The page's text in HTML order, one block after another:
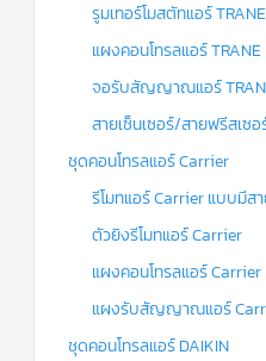
รูมเทอร์โมสตัทแอร์ TRANE
แผงคอนโทรลแอร์ TRANE
จอรับสัญญาณแอร์
สายเซ็นเซอร์/สายฟรีสเซอ
ชุดคอนโทรลแอร์ Carrier
รีโมทแอร์ Carrier แบบมีสา
ตัวยิงรีโมทแอร์ Carrier
แผงคอนโทรลแอร์ Carrier
แผงรับสัญญาณแอร์
ชุดคอนโทรลแอร์ DAIKIN